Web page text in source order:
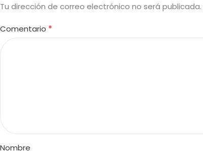
Tu dirección de correo electrónico no será publicada.
Comentario *
Nombre